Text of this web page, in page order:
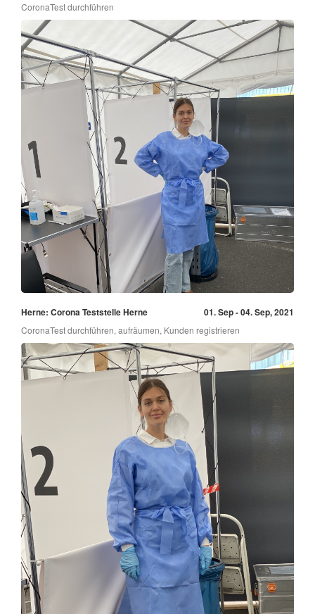
CoronaTest durchführen
Herne: Corona Teststelle Herne 01. Sep - 04. Sep, 2021
CoronaTest durchführen, aufräumen, Kunden registrieren